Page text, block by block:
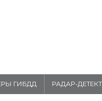
ГИБДД РАДАР-